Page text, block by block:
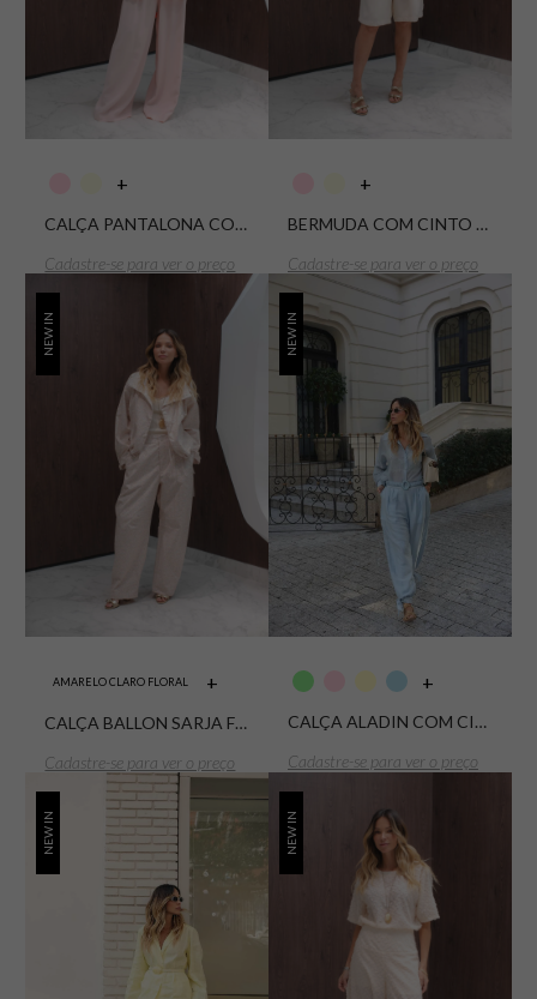
CALÇA PANTALONA COM CINTO ALFAIATARIA ELISE
Cadastre-se para ver o preço
+
BERMUDA COM CINTO ALFAIATARIA ELISE
Cadastre-se para ver o preço
+
NEW IN
CALÇA BALLON SARJA FLORES
Cadastre-se para ver o preço
AMARELO CLARO FLORAL +
NEW IN
CALÇA ALADIN COM CINTO ZITA
Cadastre-se para ver o preço
+
NEW IN NEW IN